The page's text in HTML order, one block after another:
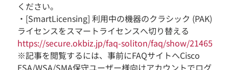
ください。
・[SmartLicensing] 利用中の機器のクラシック (PAK)
ライセンスをスマートライセンスへ切り替える
https://secure.okbiz.jp/faq-soliton/faq/show/21465
※記事を閲覧するには、事前にFAQサイトへCisco